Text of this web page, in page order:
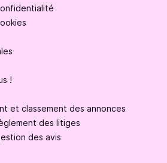
!
et classement des annonces
des litiges
des avis